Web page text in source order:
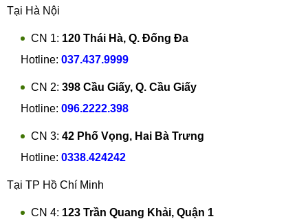
Tại Hà Nội
CN 1: 120 Thái Hà, Q. Đống Đa
Hotline: 037.437.9999
CN 2: 398 Cầu Giấy, Q. Cầu Giấy
Hotline: 096.2222.398
CN 3: 42 Phố Vọng, Hai Bà Trưng
Hotline: 0338.424242
Tại TP Hồ Chí Minh
CN 4: 123 Trần Quang Khải, Quận 1